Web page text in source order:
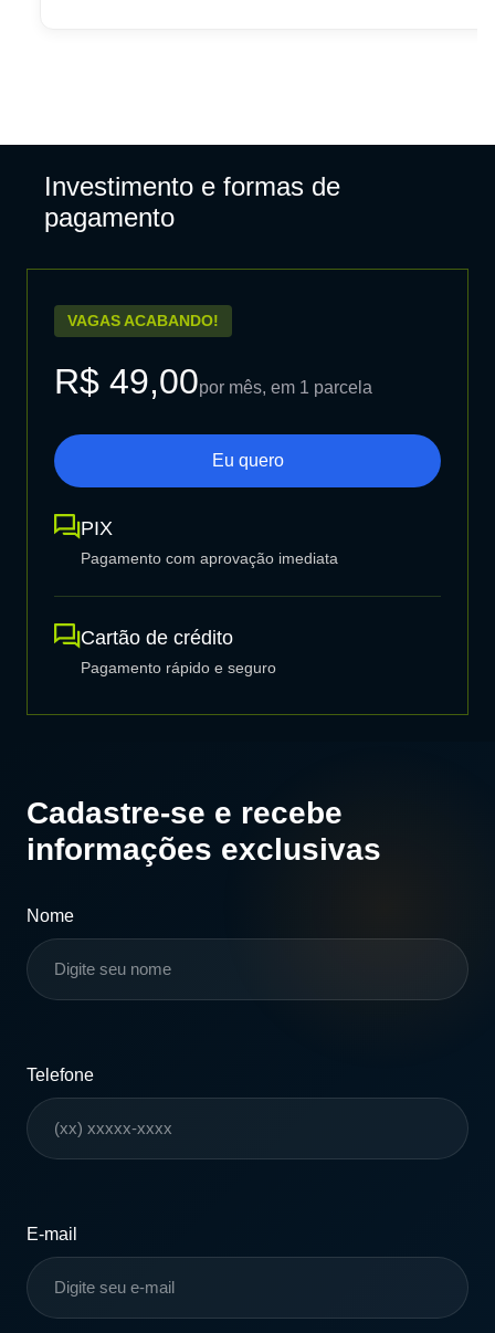
Investimento e formas de
pagamento
VAGAS ACABANDO!
R$ 49,00por mês, em 1 parcela
Eu quero
PIX
Pagamento com aprovação imediata
Cartão de crédito
Pagamento rápido e seguro
Cadastre-se e recebe
informações exclusivas
Nome
Telefone
E-mail